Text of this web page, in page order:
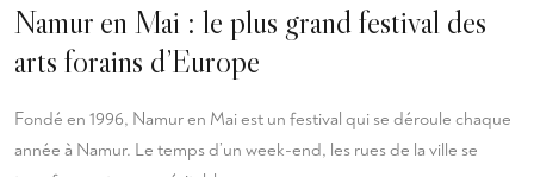
Namur en Mai : le plus grand festival des
arts forains d’Europe
Fondé en 1996, Namur en Mai est un festival qui se déroule chaque
année à Namur. Le temps d’un week-end, les rues de la ville se